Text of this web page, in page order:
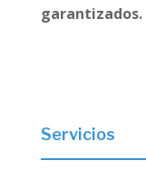
garantizados.
Servicios